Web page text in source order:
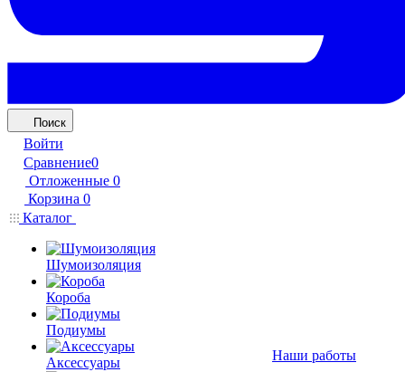
Поиск
Войти
Сравнение0
Отложенные 0
Корзина 0
Каталог
Шумоизоляция
Короба
Подиумы
Аксессуары
Наши работы